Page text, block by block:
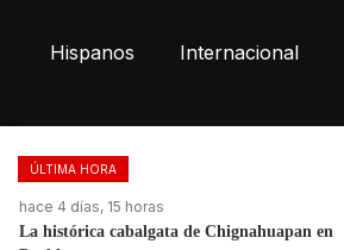
Hispanos Internacional
ÚLTIMA HORA
hace 4 días, 15 horas
Fortalece la economía circular; recupera 30